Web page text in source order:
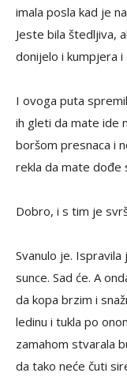
imala posla kad je
Jeste bila štedljiva,
donijelo i kumpjera i
I ovoga puta
ih gleti da mate ide
boršom presnaca i
rekla da mate dođe
Dobro, i s tim je
Svanulo je.
sunce. Sad će. A
da kopa brzim i
ledinu i tukla po
zamahom stvarala
da tako neće čuti